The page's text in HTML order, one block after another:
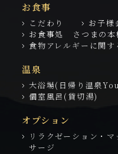
お食事
こだわり お子様
お食事処 さつまの本
食物アレルギーに関す
温泉
大浴場(日帰り温泉
個室風呂(貸切湯)
オプション
リラクゼーション・マ
サージ